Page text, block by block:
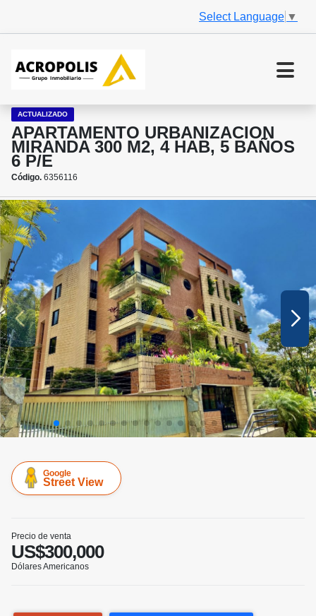
Select Language ▼
ACTUALIZADO
APARTAMENTO URBANIZACION
MIRANDA 300 M2, 4 HAB, 5 BAÑOS
6 P/E
Código. 6356116
Google
Street View
Precio de venta
US$300,000
Dólares Americanos